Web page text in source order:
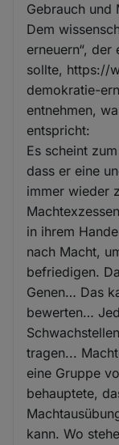
Gebrauch und
Dem
erneuern“,
sollte, https://
demokratie-
entnehmen,
entspricht:
Es scheint
dass er eine
immer wieder
in ihrem
nach Macht,
befriedigen.
Genen… Das
bewerten…
tragen...
eine Gruppe
behauptete,
kann. Wo